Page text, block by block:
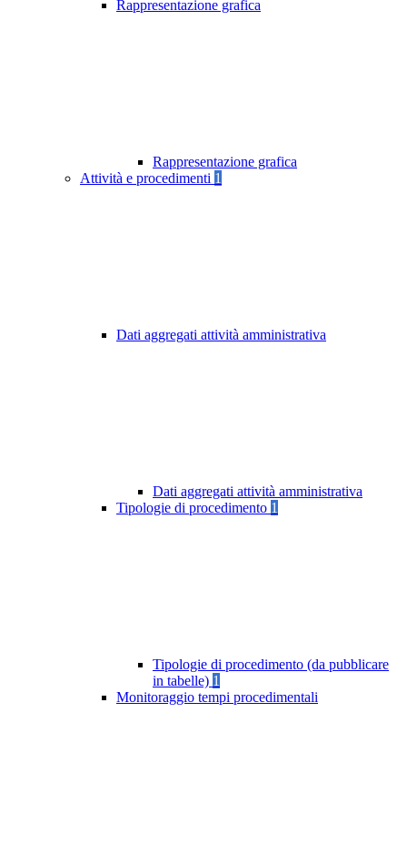
Rappresentazione grafica
Rappresentazione grafica
Attività e procedimenti 1
Dati aggregati attività amministrativa
Dati aggregati attività amministrativa
Tipologie di procedimento 1
Tipologie di procedimento (da pubblicare
in tabelle) 1
Monitoraggio tempi procedimentali